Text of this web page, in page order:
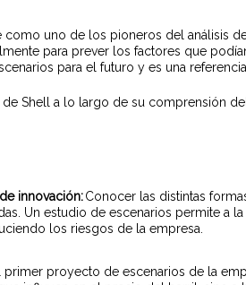
uno de los pioneros del análisis
para prever los factores que
para el futuro y es una referencia
Shell a lo largo de su comprensión
innovación:Conocer las distintas
Un estudio de escenarios permite a
los riesgos de la empresa.
primer proyecto de escenarios de la